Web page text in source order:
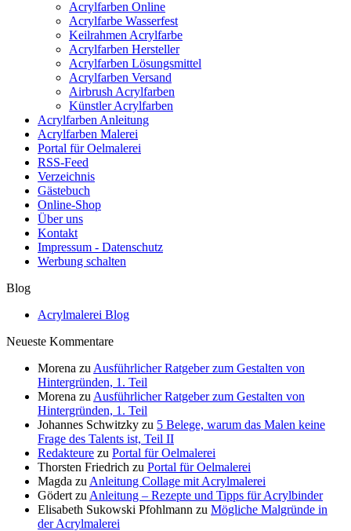
Acrylfarben Online
Acrylfarbe Wasserfest
Keilrahmen Acrylfarbe
Acrylfarben Hersteller
Acrylfarben Lösungsmittel
Acrylfarben Versand
Airbrush Acrylfarben
Künstler Acrylfarben
Acrylfarben Anleitung
Acrylfarben Malerei
Portal für Oelmalerei
RSS-Feed
Verzeichnis
Gästebuch
Online-Shop
Über uns
Kontakt
Impressum - Datenschutz
Werbung schalten
Blog
Acrylmalerei Blog
Neueste Kommentare
Morena zu Ausführlicher Ratgeber zum Gestalten von
Hintergründen, 1. Teil
Morena zu Ausführlicher Ratgeber zum Gestalten von
Hintergründen, 1. Teil
Johannes Schwitzky zu 5 Belege, warum das Malen keine
Frage des Talents ist, Teil II
Redakteure zu Portal für Oelmalerei
Thorsten Friedrich zu Portal für Oelmalerei
Magda zu Anleitung Collage mit Acrylmalerei
Gödert zu Anleitung – Rezepte und Tipps für Acrylbinder
Elisabeth Sukowski Pfohlmann zu Mögliche Malgründe in
der Acrylmalerei